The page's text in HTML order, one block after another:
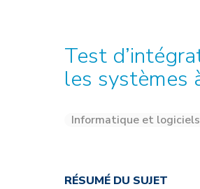
Test
les systèmes
Informatique et logiciels
RÉSUMÉ DU SUJET